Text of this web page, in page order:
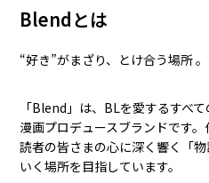
Blendとは
“好き”がまざり、とけ合う場所 。
「Blend」は、BLを愛するすべ
漫画プロデュースブランドです。
読者の皆さまの心に深く響く「
いく場所を目指しています。